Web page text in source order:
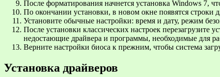
После форматирования начнется установка Windows 7,
По окончании установки, в новом окне появятся строки
Установите обычные настройки: время и дату, режим
После установки классических настроек перезагрузите
недостающие драйвера и программы, необходимые для
Верните настройки биоса к прежним, чтобы система
Установка драйверов